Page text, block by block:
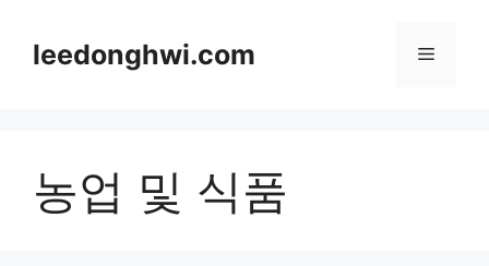
contentleedonghwi.com Menu
농업 및 식품